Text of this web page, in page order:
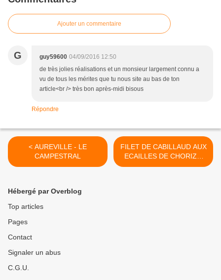
Ajouter un commentaire
G guy59600 04/09/2016 12:50
de très jolies réalisations et un monsieur largement connu a
vu de tous les mérites que tu nous site au bas de ton
article<br /> très bon après-midi bisous
Répondre
< AUREVILLE - LE
CAMPESTRAL
FILET DE CABILLAUD AUX
ECAILLES DE CHORIZO
SUR LIT DE COURGETTES
Hébergé par Overblog
Top articles
Pages
Contact
Signaler un abus
C.G.U.